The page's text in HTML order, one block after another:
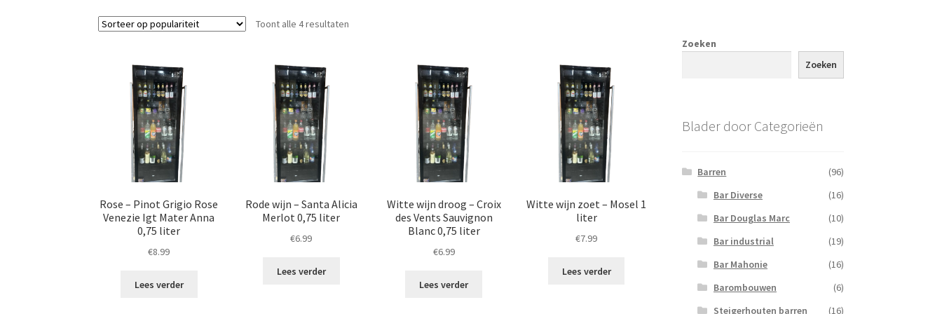
Toont alle 4 resultaten
Rose – Pinot Grigio Rose
Venezie Igt Mater Anna
0,75 liter
€8.99
Lees verder
Rode wijn – Santa Alicia
Merlot 0,75 liter
€6.99
Lees verder
Witte wijn droog – Croix
des Vents Sauvignon
Blanc 0,75 liter
€6.99
Lees verder
Witte wijn zoet – Mosel 1
liter
€7.99
Lees verder
Zoeken
Zoeken
Blader door Categorieën
Barren
(96)
Bar Diverse
(16)
Bar Douglas Marc
(10)
Bar industrial
(19)
Bar Mahonie
(16)
Barombouwen
(6)
Steigerhouten barren
(16)